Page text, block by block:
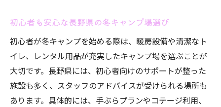
ント
冬キャンプにおすすめな長野の新しい施設
紹介
長野県のランキング上位キャンプ場の特徴
とは
安い料金で利用できる長野県キャンプ場の
初心者も安心な長野県の冬キャンプ場選び
初心者が冬キャンプを始める際は、暖房設備や清潔なト
イレ、レンタル用品が充実したキャンプ場を選ぶことが
大切です。長野県には、初心者向けのサポートが整った
施設も多く、スタッフのアドバイスが受けられる場所も
あります。具体的には、手ぶらプランやコテージ利用、